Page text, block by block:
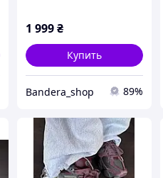
1 999 ₴
Купить
Bandera_shop 89%